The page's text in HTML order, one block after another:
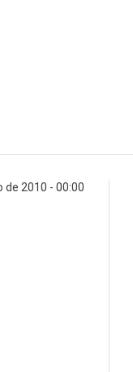
de 2010 - 00:00